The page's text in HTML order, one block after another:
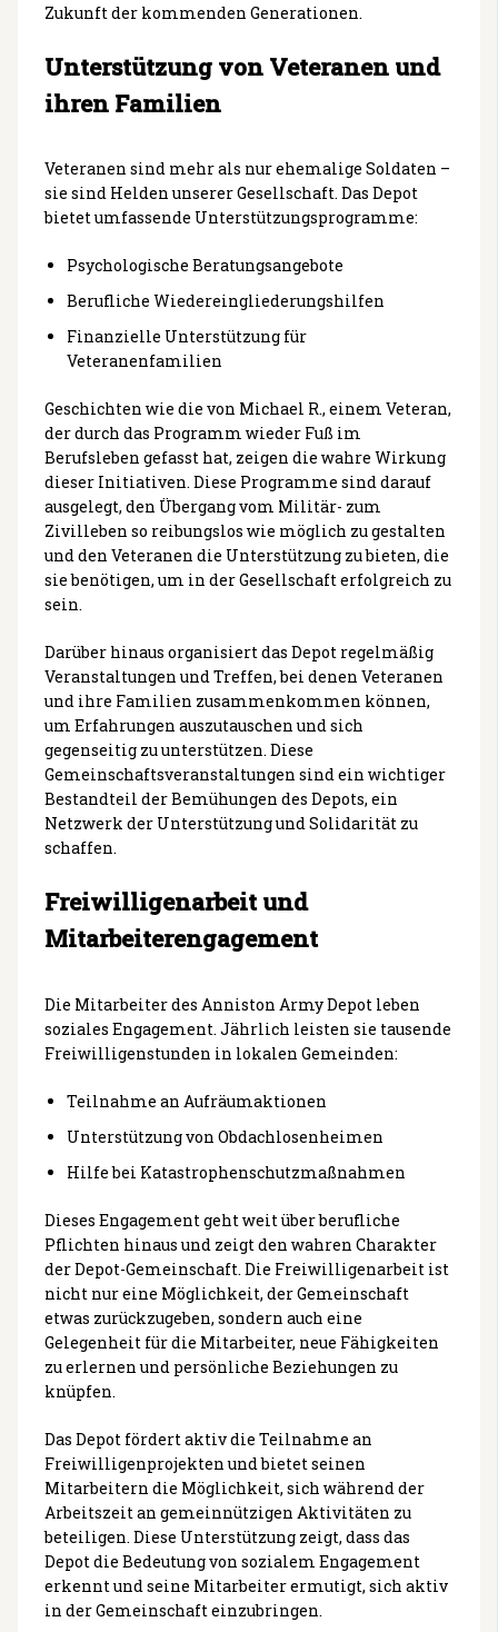
Zukunft der kommenden Generationen.
Unterstützung von Veteranen und
ihren Familien
Veteranen sind mehr als nur ehemalige Soldaten –
sie sind Helden unserer Gesellschaft. Das Depot
bietet umfassende Unterstützungsprogramme:
Psychologische Beratungsangebote
Berufliche Wiedereingliederungshilfen
Finanzielle Unterstützung für
Veteranenfamilien
Geschichten wie die von Michael R., einem Veteran,
der durch das Programm wieder Fuß im
Berufsleben gefasst hat, zeigen die wahre Wirkung
dieser Initiativen. Diese Programme sind darauf
ausgelegt, den Übergang vom Militär- zum
Zivilleben so reibungslos wie möglich zu gestalten
und den Veteranen die Unterstützung zu bieten, die
sie benötigen, um in der Gesellschaft erfolgreich zu
sein.
Darüber hinaus organisiert das Depot regelmäßig
Veranstaltungen und Treffen, bei denen Veteranen
und ihre Familien zusammenkommen können,
um Erfahrungen auszutauschen und sich
gegenseitig zu unterstützen. Diese
Gemeinschaftsveranstaltungen sind ein wichtiger
Bestandteil der Bemühungen des Depots, ein
Netzwerk der Unterstützung und Solidarität zu
schaffen.
Freiwilligenarbeit und
Mitarbeiterengagement
Die Mitarbeiter des Anniston Army Depot leben
soziales Engagement. Jährlich leisten sie tausende
Freiwilligenstunden in lokalen Gemeinden:
Teilnahme an Aufräumaktionen
Unterstützung von Obdachlosenheimen
Hilfe bei Katastrophenschutzmaßnahmen
Dieses Engagement geht weit über berufliche
Pflichten hinaus und zeigt den wahren Charakter
der Depot-Gemeinschaft. Die Freiwilligenarbeit ist
nicht nur eine Möglichkeit, der Gemeinschaft
etwas zurückzugeben, sondern auch eine
Gelegenheit für die Mitarbeiter, neue Fähigkeiten
zu erlernen und persönliche Beziehungen zu
knüpfen.
Das Depot fördert aktiv die Teilnahme an
Freiwilligenprojekten und bietet seinen
Mitarbeitern die Möglichkeit, sich während der
Arbeitszeit an gemeinnützigen Aktivitäten zu
beteiligen. Diese Unterstützung zeigt, dass das
Depot die Bedeutung von sozialem Engagement
erkennt und seine Mitarbeiter ermutigt, sich aktiv
in der Gemeinschaft einzubringen.